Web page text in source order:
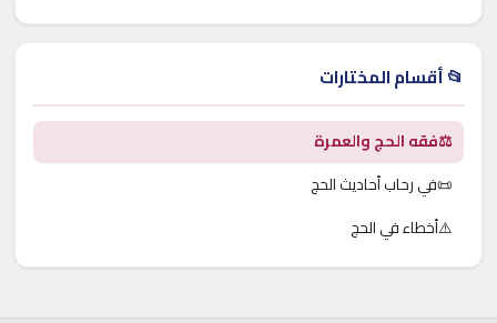
📂 أقسام المختارات
⚖️فقه الحج والعمرة
📜في رحاب أحاديث الحج
⚠️أخطاء في الحج